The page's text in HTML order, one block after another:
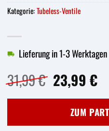
31,99€
Preis
war:
31,99 €
23,99 €
Lieferung in 1-3 Werktagen
ZUM
Kategorie:Tubeless-Ventile